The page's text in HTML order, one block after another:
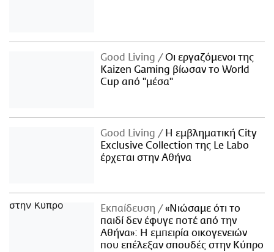
Good Living
Οι εργαζόμενοι της
Kaizen Gaming βίωσαν το World
Cup από "μέσα"
Good Living
Η εμβληματική City
Exclusive Collection της Le Labo
έρχεται στην Αθήνα
Εκπαίδευση
«Νιώσαμε ότι το
παιδί δεν έφυγε ποτέ από την
Αθήνα»: Η εμπειρία οικογενειών
που επέλεξαν σπουδές στην Κύπρο